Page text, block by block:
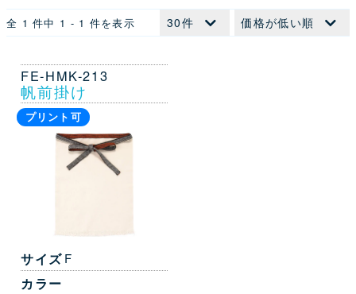
全 1 件中 1 - 1 件を表示
FE-HMK-213
帆前掛け
プリント可
サイズF
カラー